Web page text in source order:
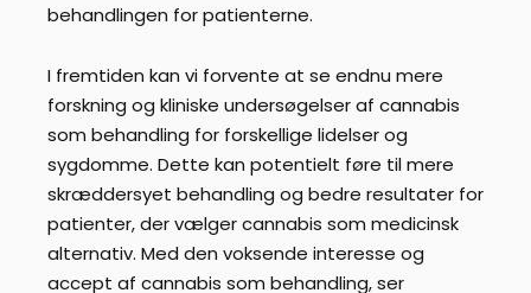
behandlingen for patienterne.
I fremtiden kan vi forvente at se endnu mere
forskning og kliniske undersøgelser af cannabis
som behandling for forskellige lidelser og
sygdomme. Dette kan potentielt føre til mere
skræddersyet behandling og bedre resultater for
patienter, der vælger cannabis som medicinsk
alternativ. Med den voksende interesse og
accept af cannabis som behandling, ser